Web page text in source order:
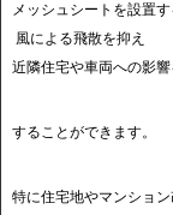
メッシュシートを設置す
風による飛散を抑え
近隣住宅や車両への影
することができます。
特に住宅地やマンション